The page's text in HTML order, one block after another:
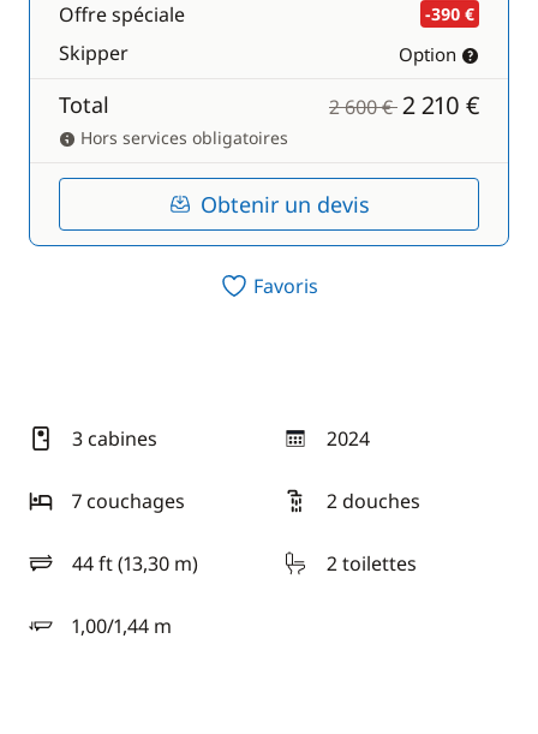
Offre spéciale -390 €
Skipper Option
Total 2 600 €2 210 €
Hors services obligatoires
Obtenir un devis
Favoris
3 cabines 2024
année
7 couchages
2 douches
44 ft (13,30 m)
longueur 2 toilettes
1,00/1,44 m
tirant d'eau